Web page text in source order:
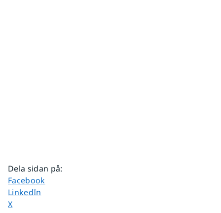
Dela sidan på:
Dela sidan på
Facebook
Dela sidan på
LinkedIn
Dela sidan på
X